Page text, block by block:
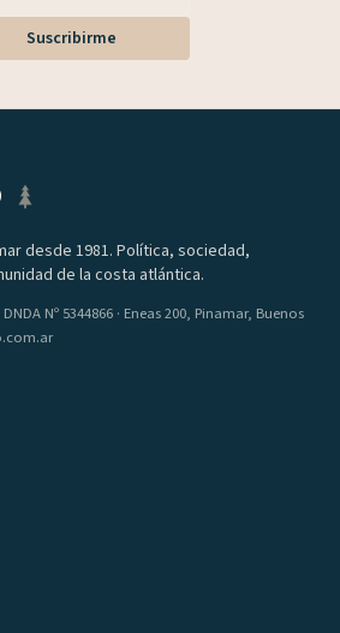
Suscribirme
desde 1981. Política, sociedad,
de la costa atlántica.
Nº 5344866 · Eneas 200, Pinamar, Buenos